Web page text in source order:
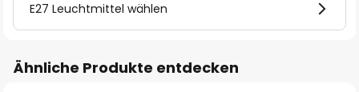
E27 Leuchtmittel wählen
Ähnliche Produkte entdecken